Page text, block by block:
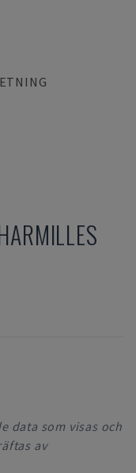
data som visas och
av